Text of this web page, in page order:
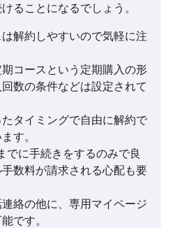
ることになるでしょう。
解約しやすいので気軽に注
コースという定期購入の形
数の条件などは設定されて
タイミングで自由に解約で
す。
でに手続きをするのみで良
数料が請求される心配も要
絡の他に、専用マイページ
です。